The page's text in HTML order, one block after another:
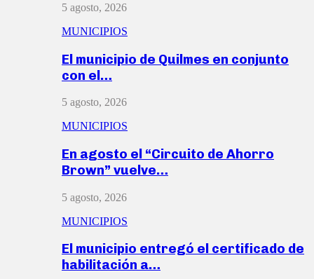
5 agosto, 2026
MUNICIPIOS
El municipio de Quilmes en conjunto
con el…
5 agosto, 2026
MUNICIPIOS
En agosto el “Circuito de Ahorro
Brown” vuelve…
5 agosto, 2026
MUNICIPIOS
El municipio entregó el certificado de
habilitación a…